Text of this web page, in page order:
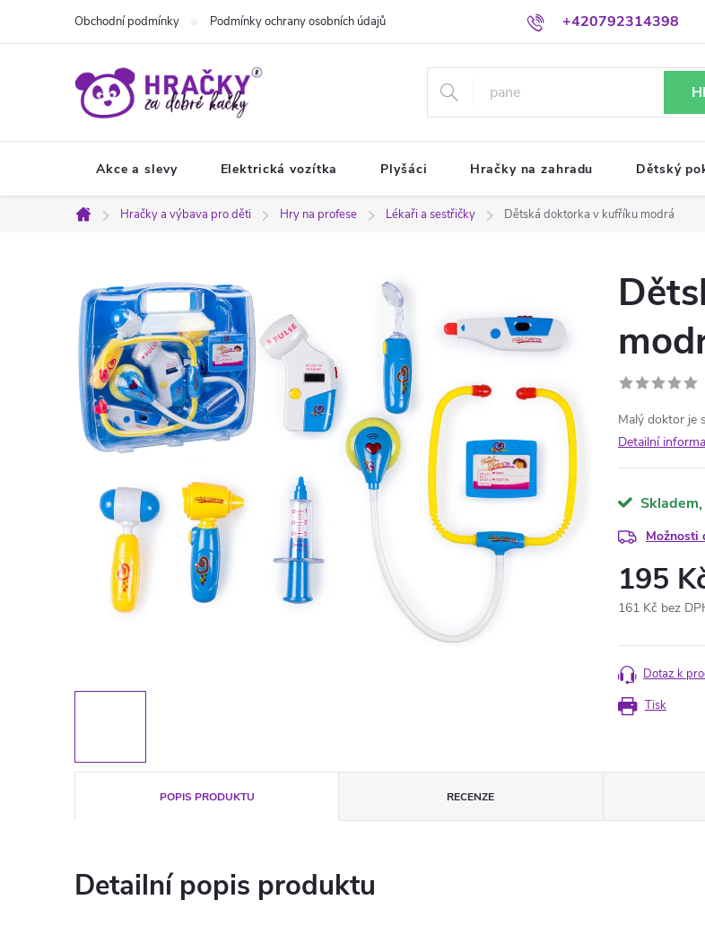
+420792314398
Obchodní podmínky Podmínky ochrany osobních údajů
Akce a slevy Elektrická vozítka Plyšáci Hračky na zahradu Dětský
Domů
Hračky a výbava pro děti Hry na profese Lékaři a sestřičky Dětská doktorka v kufříku modrá
Malý doktor je
Detailní
Skladem
Možnosti
195
161 Kč bez
cena:
Tisk
Dotaz k
POPIS PRODUKTU RECENZE
Detailní popis produktu